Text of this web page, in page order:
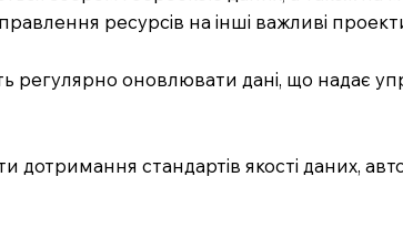
ресурсів на інші важливі
регулярно оновлювати дані, що надає
стандартів якості даних,